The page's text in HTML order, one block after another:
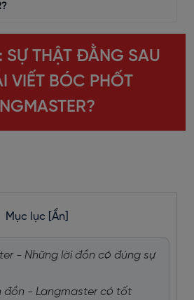
SỰ THẬT ĐẰNG SAU
VIẾT BÓC PHỐT
Mục lục [Ẩn]
- Những lời đồn có đúng sự
đồn - Langmaster có tốt